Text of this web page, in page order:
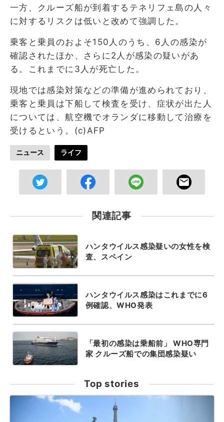
一方、クルーズ船が到着するテネリフェ島の人々
に対するリスクは低いと改めて強調した。
乗客と乗員のおよそ150人のうち、6人の感染が
確認されたほか、さらに2人が感染の疑いがあ
る。これまでに3人が死亡した。
現地では感染対策などの準備が進められており、
乗客と乗員は下船して検査を受け、症状が出た人
については、航空機でオランダに移動して治療を
受けるという。(c)AFP
ニュース ライフ
関連記事
ハンタウイルス感染疑いの女性を検
査、スペイン
ハンタウイルス感染はこれまでに6
例確認、WHO発表
「最初の感染は乗船前」 WHO専門
家 クルーズ船での集団感染疑い
Top stories